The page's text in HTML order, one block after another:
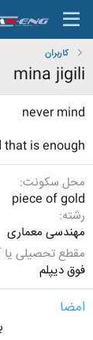
کاربران
mina jigili
never mind
that is enough
محل سکونت
piece of gold
رشته
مهندسی معماری
مقطع تحصیلی
فوق دیپلم
امضا